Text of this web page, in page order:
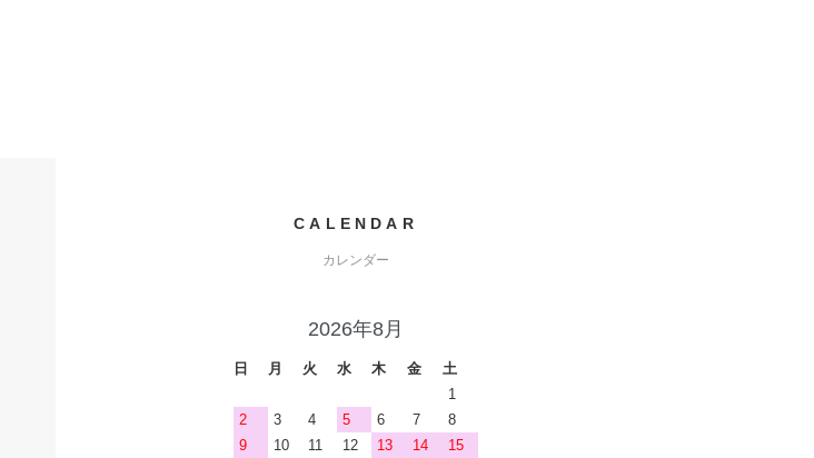
CALENDAR
カレンダー
2026年8月
日 月 火 水 木 金
土
1
2
3 4 5 6 7
8
9
10 11 12 13 14
15